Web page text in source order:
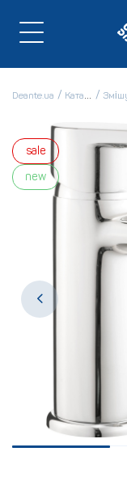
Deante.ua Каталог
sale
new